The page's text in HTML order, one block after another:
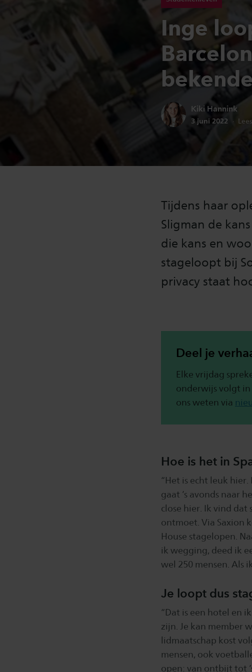
Inge
Auteur:
Kiki Hannink
Publicatiedatum:
3 juni 2022
Tijdens haar
Sligman de
die kans en
stageloopt bij
privacy staat
Deel je
Elke vrijdag
onderwijs volgt
ons weten via
Hoe is het in
“Het is echt leuk
gaat ’s avonds naar
close hier. Ik vind dat
ontmoet. Via Saxion
House stagelopen.
ik wegging, deed ik
wel 250 mensen. Als
Je loopt dus
“Dat is een hotel en
zijn. Je kan member
lidmaatschap kost
mensen, ook
open: van ontbijt tot